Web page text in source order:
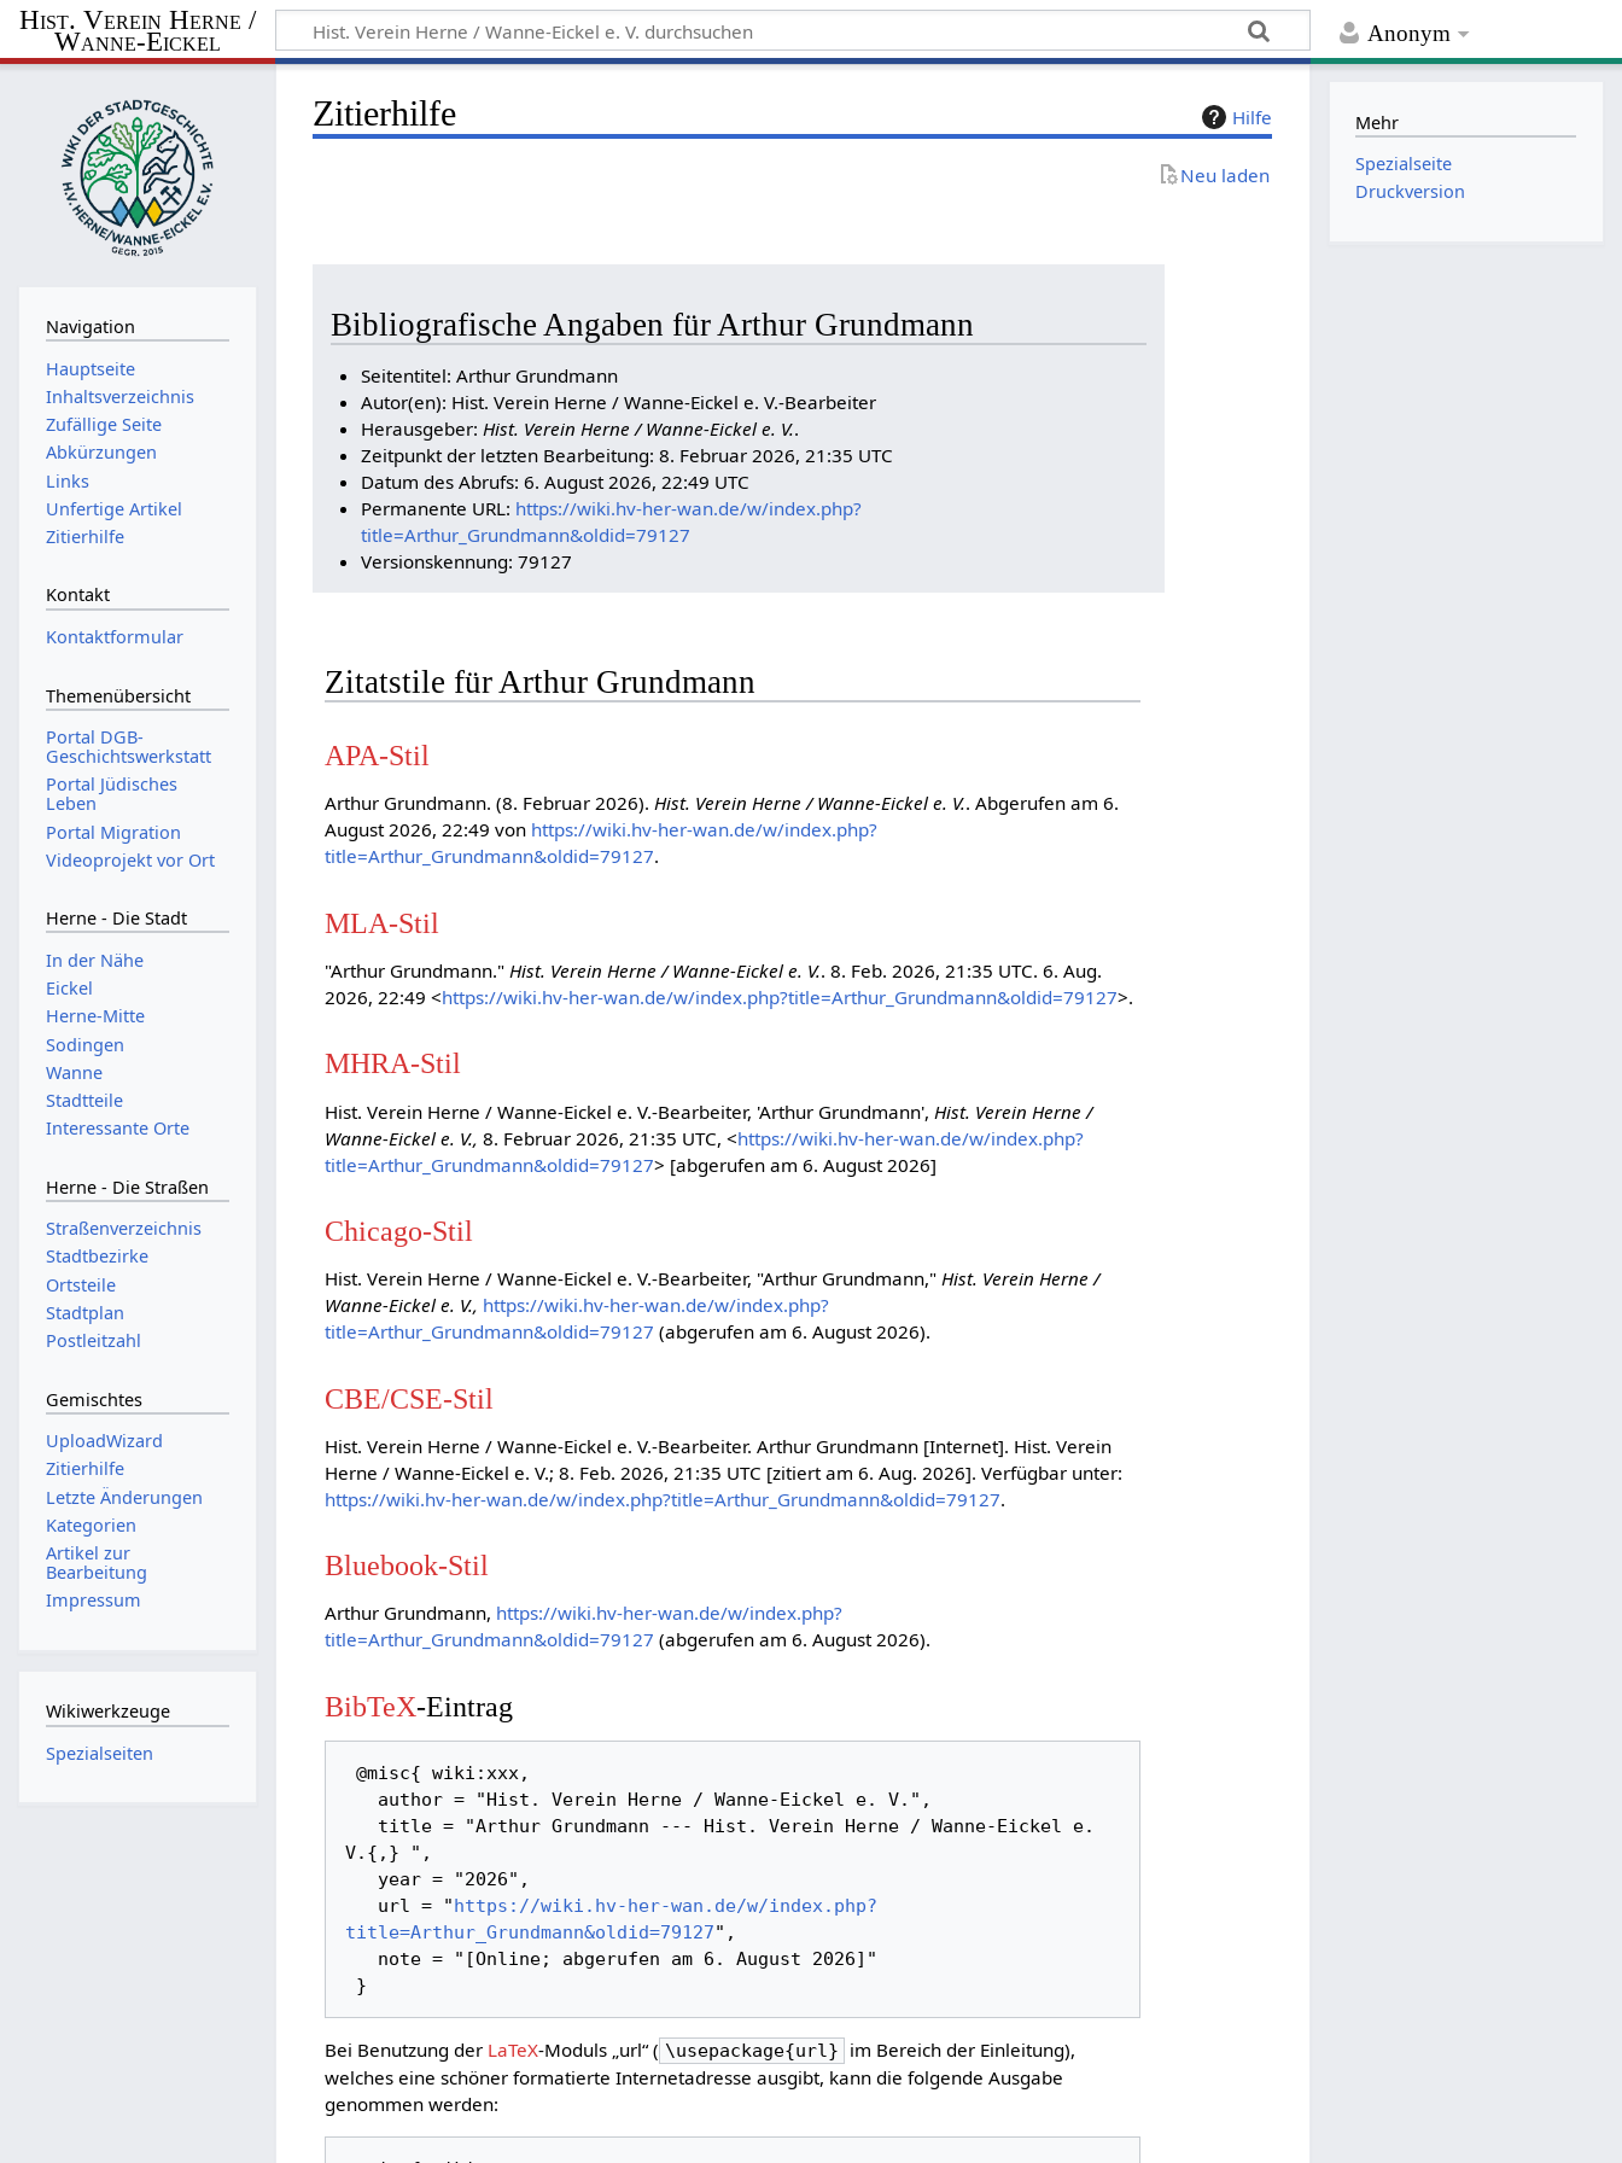
Anonym
Hist. Verein Herne /
Wanne-Eickel
Hilfe
Zitierhilfe
Neu laden
Bibliografische Angaben für Arthur Grundmann
Seitentitel: Arthur Grundmann
Autor(en): Hist. Verein Herne / Wanne-Eickel e. V.-Bearbeiter
Herausgeber: Hist. Verein Herne / Wanne-Eickel e. V..
Zeitpunkt der letzten Bearbeitung: 8. Februar 2026, 21:35 UTC
Datum des Abrufs: 6. August 2026, 22:49 UTC
Permanente URL: https://wiki.hv-her-wan.de/w/index.php?
title=Arthur_Grundmann&oldid=79127
Versionskennung: 79127
Zitatstile für Arthur Grundmann
APA-Stil
Arthur Grundmann. (8. Februar 2026).Hist. Verein Herne / Wanne-Eickel e. V.. Abgerufen am 6.
August 2026, 22:49 von https://wiki.hv-her-wan.de/w/index.php?
title=Arthur_Grundmann&oldid=79127.
MLA-Stil
"Arthur Grundmann." Hist. Verein Herne / Wanne-Eickel e. V.. 8. Feb. 2026, 21:35 UTC. 6. Aug.
2026, 22:49 <https://wiki.hv-her-wan.de/w/index.php?title=Arthur_Grundmann&oldid=79127>.
MHRA-Stil
Hist. Verein Herne / Wanne-Eickel e. V.-Bearbeiter, 'Arthur Grundmann', Hist. Verein Herne /
Wanne-Eickel e. V., 8. Februar 2026, 21:35 UTC, <https://wiki.hv-her-wan.de/w/index.php?
title=Arthur_Grundmann&oldid=79127> [abgerufen am 6. August 2026]
Chicago-Stil
Hist. Verein Herne / Wanne-Eickel e. V.-Bearbeiter, "Arthur Grundmann,"Hist. Verein Herne /
Wanne-Eickel e. V., https://wiki.hv-her-wan.de/w/index.php?
title=Arthur_Grundmann&oldid=79127 (abgerufen am 6. August 2026).
CBE/CSE-Stil
Hist. Verein Herne / Wanne-Eickel e. V.-Bearbeiter. Arthur Grundmann [Internet]. Hist. Verein
Herne / Wanne-Eickel e. V.; 8. Feb. 2026, 21:35 UTC [zitiert am 6. Aug. 2026]. Verfügbar unter:
https://wiki.hv-her-wan.de/w/index.php?title=Arthur_Grundmann&oldid=79127.
Bluebook-Stil
Arthur Grundmann, https://wiki.hv-her-wan.de/w/index.php?
title=Arthur_Grundmann&oldid=79127 (abgerufen am 6. August 2026).
BibTeX-Eintrag
V.{,} ",
   url = "
https://wiki.hv-her-wan.de/w/index.php?
title=Arthur_Grundmann&oldid=79127",
Bei Benutzung der LaTeX-Moduls „url“ ( \usepackage{url}
im Bereich der Einleitung),
welches eine schöner formatierte Internetadresse ausgibt, kann die folgende Ausgabe
genommen werden:
Navigation
Hauptseite
Inhaltsverzeichnis
Zufällige Seite
Abkürzungen
Links
Unfertige Artikel
Zitierhilfe
Kontakt
Kontaktformular
Themenübersicht
Portal DGB-
Geschichtswerkstatt
Portal Jüdisches
Leben
Portal Migration
Videoprojekt vor Ort
Herne - Die Stadt
In der Nähe
Eickel
Herne-Mitte
Sodingen
Wanne
Stadtteile
Interessante Orte
Herne - Die Straßen
Straßenverzeichnis
Stadtbezirke
Ortsteile
Stadtplan
Postleitzahl
Gemischtes
UploadWizard
Zitierhilfe
Letzte Änderungen
Kategorien
Artikel zur
Bearbeitung
Impressum
Wikiwerkzeuge
Spezialseiten
Mehr
Spezialseite
Druckversion